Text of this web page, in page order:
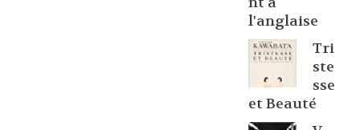
l'anglaise
Tri
ste
sse
et Beauté